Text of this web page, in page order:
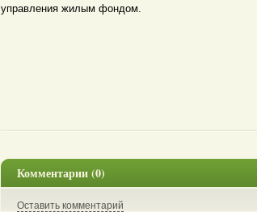
управления жилым фондом.
Комментарии (0)
Оставить комментарий